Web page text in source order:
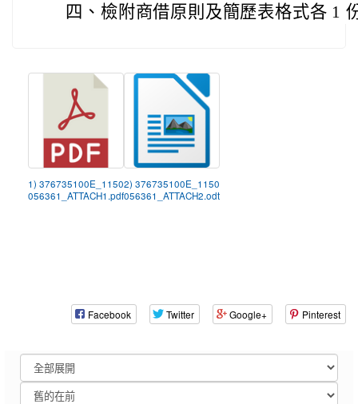
四、 檢附商借原則及簡歷表格式各 1
1) 376735100E_1150
056361_ATTACH1.pdf
2) 376735100E_1150
056361_ATTACH2.odt
Facebook Twitter Google+ Pinterest